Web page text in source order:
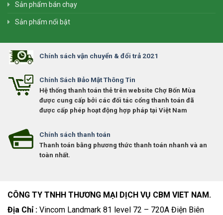
Sản phẩm bán chạy
Sản phẩm nổi bật
Chính sách vận chuyển & đổi trả 2021
Chính Sách Bảo Mật Thông Tin
Hệ thống thanh toán thẻ trên website Chợ Bốn Mùa
được cung cấp bởi các đối tác cổng thanh toán đã
được cấp phép hoạt động hợp pháp tại Việt Nam
Chính sách thanh toán
Thanh toán bằng phương thức thanh toán nhanh và an
toàn nhất.
CÔNG TY TNHH THƯƠNG MẠI DỊCH VỤ CBM VIET NAM.
Địa Chỉ : Vincom Landmark 81 level 72 – 720A Điện Biên